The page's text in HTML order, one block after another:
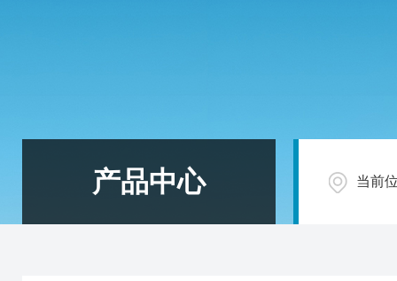
产品中心 当前